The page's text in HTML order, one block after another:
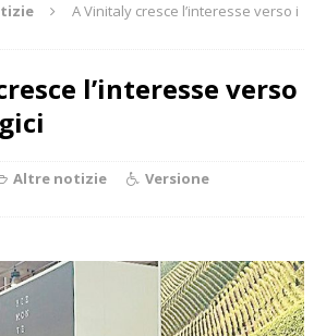
A Vinitaly cresce l’interesse verso i
l’interesse verso
Altre notizie
Versione